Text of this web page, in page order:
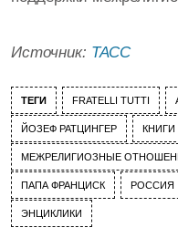
Источник: ТАСС
ТЕГИ FRATELLI TUTTI
ЙОЗЕФ РАТЦИНГЕР КНИГИ
МЕЖРЕЛИГИОЗНЫЕ
ПАПА ФРАНЦИСК РОССИЯ
ЭНЦИКЛИКИ